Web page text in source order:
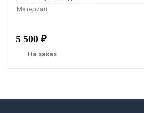
Материал:
5 500 ₽
На заказ